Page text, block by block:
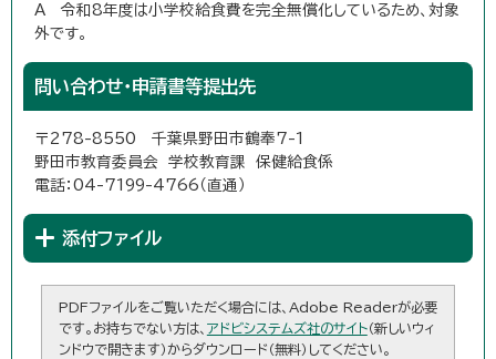
A 令和8年度は小学校給食費を完全無償化しているため、対象
外です。
問い合わせ・申請書等提出先
〒278-8550 千葉県野田市鶴奉7-1
野田市教育委員会 学校教育課 保健給食係
電話：04-7199-4766（直通）
添付ファイル
PDFファイルをご覧いただく場合には、Adobe Readerが必要
です。お持ちでない方は、 アドビシステムズ社のサイト（新しいウィ
ンドウで開きます）からダウンロード（無料）してください。